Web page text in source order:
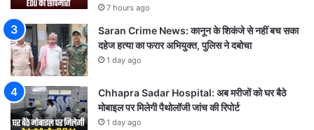
7 hours ago
Saran Crime News: कानून के शिकंजे से नहीं बच सका
दहेज हत्या का फरार अभियुक्त, पुलिस ने दबोचा
1 day ago
Chhapra Sadar Hospital: अब मरीजों को घर बैठे
मोबाइल पर मिलेगी पैथोलॉजी जांच की रिपोर्ट
1 day ago